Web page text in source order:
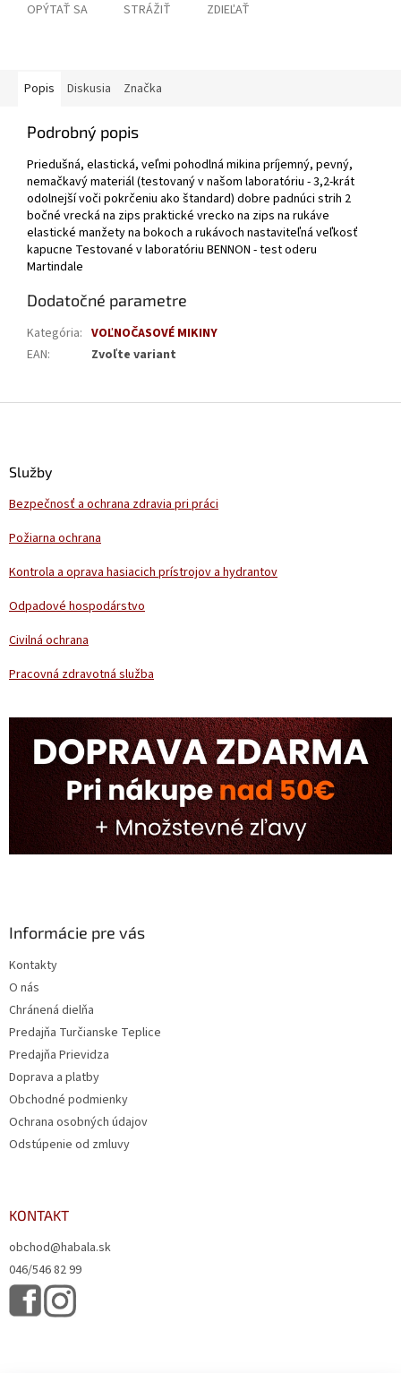
OPÝTAŤ SA STRÁŽIŤ ZDIEĽAŤ
Popis Diskusia Značka
Podrobný popis
Priedušná, elastická, veľmi pohodlná mikina príjemný, pevný,
nemačkavý materiál (testovaný v našom laboratóriu - 3,2-krát
odolnejší voči pokrčeniu ako štandard) dobre padnúci strih 2
bočné vrecká na zips praktické vrecko na zips na rukáve
elastické manžety na bokoch a rukávoch nastaviteľná veľkosť
kapucne Testované v laboratóriu BENNON - test oderu
Martindale
Dodatočné parametre
Kategória: VOĽNOČASOVÉ MIKINY
EAN: Zvoľte variant
Služby
Bezpečnosť a ochrana zdravia pri práci
Požiarna ochrana
Kontrola a oprava hasiacich prístrojov a hydrantov
Odpadové hospodárstvo
Civilná ochrana
Pracovná zdravotná služba
Informácie pre vás
Kontakty
O nás
Chránená dielňa
Predajňa Turčianske Teplice
Predajňa Prievidza
Doprava a platby
Obchodné podmienky
Ochrana osobných údajov
Odstúpenie od zmluvy
KONTAKT
obchod@habala.sk
046/546 82 99